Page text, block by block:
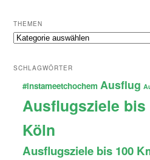
THEMEN
Themen
SCHLAGWÖRTER
#instameetchochem Ausflug
Ausflugsziele bis
Köln
Ausflugsziele bis 100